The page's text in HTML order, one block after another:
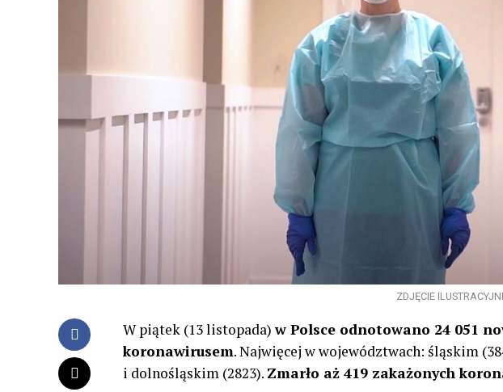
ZDJĘCIE
W piątek (13 listopada)w Polsce odnotowano 24 051
koronawirusem. Najwięcej w województwach: śląskim
i dolnośląskim (2823). Zmarło aż 419 zakażonych